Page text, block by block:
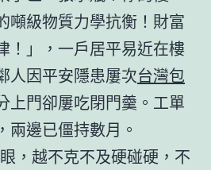
噸級物質力學抗衡！財富
！」，一戶居平易近在樓
人因平安隱患屢次台灣包
上門卻屢吃閉門羹。工單
兩邊已僵持數月。
，越不克不及硬碰硬，不